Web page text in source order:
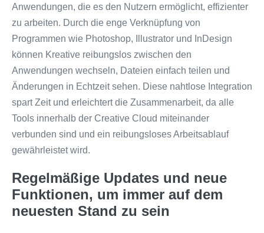
Anwendungen, die es den Nutzern ermöglicht, effizienter
zu arbeiten. Durch die enge Verknüpfung von
Programmen wie Photoshop, Illustrator und InDesign
können Kreative reibungslos zwischen den
Anwendungen wechseln, Dateien einfach teilen und
Änderungen in Echtzeit sehen. Diese nahtlose Integration
spart Zeit und erleichtert die Zusammenarbeit, da alle
Tools innerhalb der Creative Cloud miteinander
verbunden sind und ein reibungsloses Arbeitsablauf
gewährleistet wird.
Regelmäßige Updates und neue
Funktionen, um immer auf dem
neuesten Stand zu sein